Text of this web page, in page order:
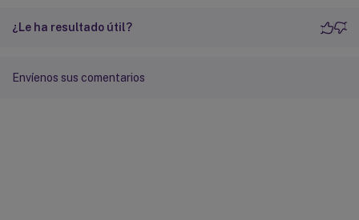
¿Le ha resultado útil?
Envíenos sus comentarios